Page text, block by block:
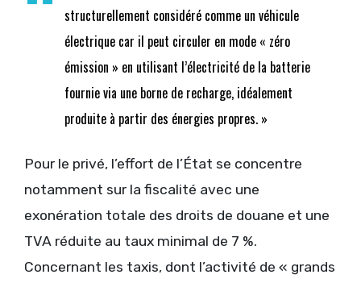
structurellement considéré comme un véhicule
électrique car il peut circuler en mode « zéro
émission » en utilisant l’électricité de la batterie
fournie via une borne de recharge, idéalement
produite à partir des énergies propres. »
Pour le privé, l’effort de l’État se concentre
notamment sur la fiscalité avec une
exonération totale des droits de douane et une
TVA réduite au taux minimal de 7 %.
Concernant les taxis, dont l’activité de « grands